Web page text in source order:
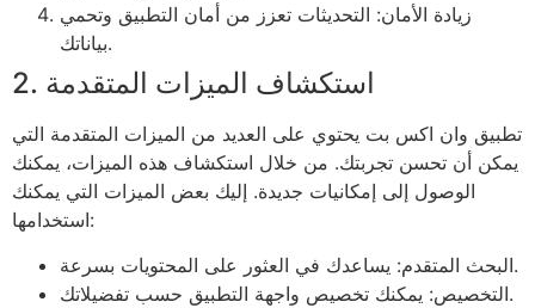
زيادة الأمان: التحديثات تعزز من أمان التطبيق وتحمي
بياناتك.
2. استكشاف الميزات المتقدمة
تطبيق وان اكس بت يحتوي على العديد من الميزات المتقدمة التي
يمكن أن تحسن تجربتك. من خلال استكشاف هذه الميزات، يمكنك
الوصول إلى إمكانيات جديدة. إليك بعض الميزات التي يمكنك
استخدامها:
البحث المتقدم: يساعدك في العثور على المحتويات بسرعة.
التخصيص: يمكنك تخصيص واجهة التطبيق حسب تفضيلاتك.